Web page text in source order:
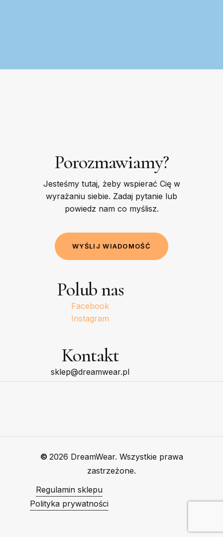
Porozmawiamy?
Jesteśmy tutaj, żeby wspierać Cię w
wyrażaniu siebie. Zadaj pytanie lub
powiedz nam co myślisz.
WYŚLI J WIADOMOŚĆ
Polub nas
Facebook
Instagram
Kontakt
sklep@dreamwear.pl
© 2026 DreamWear. Wszystkie prawa
zastrzeżone.
Regulamin sklepu
Polityka prywatności